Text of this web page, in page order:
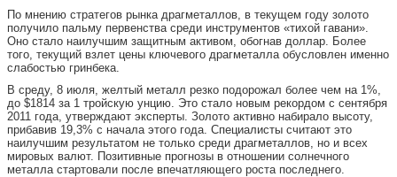
По мнению стратегов рынка драгметаллов, в текущем году золото
получило пальму первенства среди инструментов «тихой гавани».
Оно стало наилучшим защитным активом, обогнав доллар. Более
того, текущий взлет цены ключевого драгметалла обусловлен именно
слабостью гринбека.
В среду, 8 июля, желтый металл резко подорожал более чем на 1%,
до $1814 за 1 тройскую унцию. Это стало новым рекордом с сентября
2011 года, утверждают эксперты. Золото активно набирало высоту,
прибавив 19,3% с начала этого года. Специалисты считают это
наилучшим результатом не только среди драгметаллов, но и всех
мировых валют. Позитивные прогнозы в отношении солнечного
металла стартовали после впечатляющего роста последнего.